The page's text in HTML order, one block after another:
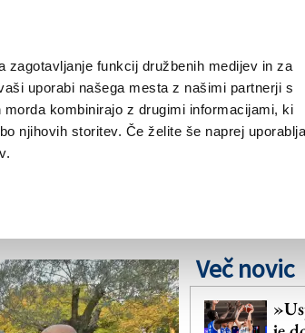
zagotavljanje funkcij družbenih medijev in za
uporabi našega mesta z našimi partnerji s
kombinirajo z drugimi informacijami, ki
njihovih storitev. Če želite še naprej
KULTURA ŠPORT ŠE
Več novic